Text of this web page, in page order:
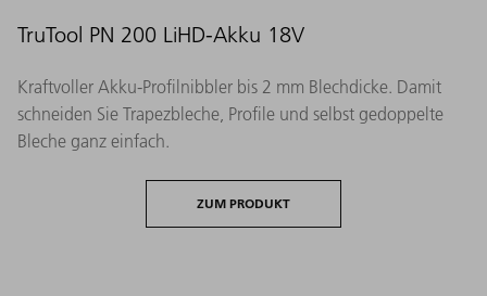
TruTool PN 200 LiHD-Akku 18V
Kraftvoller Akku-Profilnibbler bis 2 mm Blechdicke. Damit
schneiden Sie Trapezbleche, Profile und selbst gedoppelte
Bleche ganz einfach.
ZUM PRODUKT